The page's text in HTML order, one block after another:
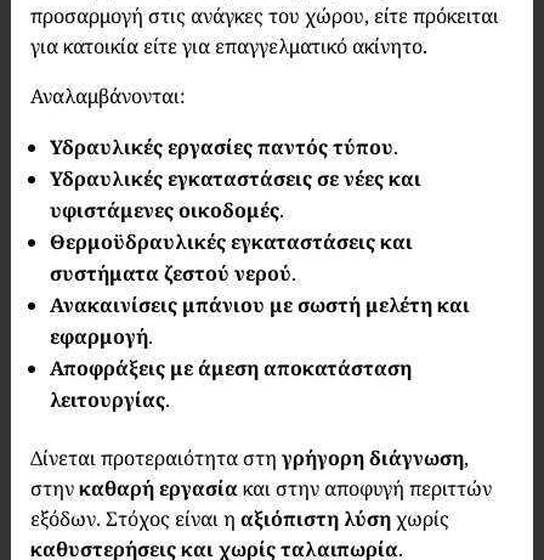
προσαρμογή στις ανάγκες του χώρου, είτε πρόκειται
για κατοικία είτε για επαγγελματικό ακίνητο.
Αναλαμβάνονται:
Υδραυλικές εργασίες παντός τύπου.
Υδραυλικές εγκαταστάσεις σε νέες και
υφιστάμενες οικοδομές.
Θερμοϋδραυλικές εγκαταστάσεις και
συστήματα ζεστού νερού.
Ανακαινίσεις μπάνιου με σωστή μελέτη και
εφαρμογή.
Αποφράξεις με άμεση αποκατάσταση
λειτουργίας.
Δίνεται προτεραιότητα στη γρήγορη διάγνωση,
στηνκαθαρή εργασίακαι στην αποφυγή περιττών
εξόδων. Στόχος είναι η αξιόπιστη λύσηχωρίς
καθυστερήσεις και χωρίς ταλαιπωρία.